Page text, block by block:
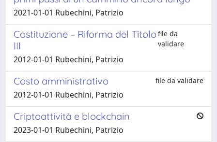
2021-01-01 Rubechini, Patrizio
Costituzione – Riforma del Titolo
III
file da
validare
2012-01-01 Rubechini, Patrizio
Costo amministrativo file da validare
2012-01-01 Rubechini, Patrizio
Criptoattività e blockchain
2023-01-01 Rubechini, Patrizio